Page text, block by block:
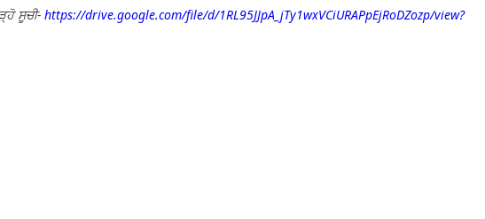
ਸੂਚੀ- https://drive.google.com/file/d/1RL95JJpA_jTy1wxVCiURAPpEjRoDZozp/view?